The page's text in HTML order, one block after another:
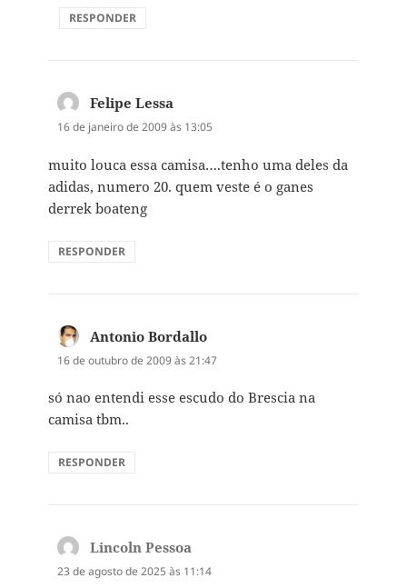
RESPONDER
Felipe Lessadisse:
16 de janeiro de 2009 às 13:05
muito louca essa camisa….tenho uma deles da
adidas, numero 20. quem veste é o ganes
derrek boateng
RESPONDER
Antonio Bordallodisse:
16 de outubro de 2009 às 21:47
só nao entendi esse escudo do Brescia na
camisa tbm..
RESPONDER
Lincoln Pessoa
23 de agosto de 2025 às 11:14